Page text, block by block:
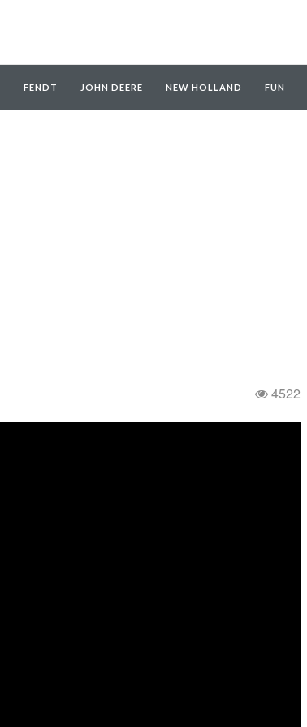
FENDT JOHN DEERE NEW HOLLAND FUN
4522